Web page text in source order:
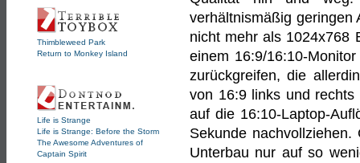
Thimbleweed Park
Return to Monkey Island
Life is Strange
Life is Strange: Before the Storm
The Awesome Adventures of
Captain Spirit
verhältnismäßig geringen
nicht mehr als 1024x768
einem 16:9/16:10-
zurückgreifen, die
von 16:9 links und rechts
auf die 16:10-Laptop-
Sekunde
Unterbau nur auf so